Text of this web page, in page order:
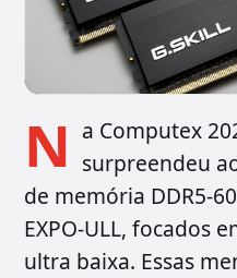
N a Computex
surpreendeu
de memória DDR5-
EXPO-ULL, focados
ultra baixa. Essas